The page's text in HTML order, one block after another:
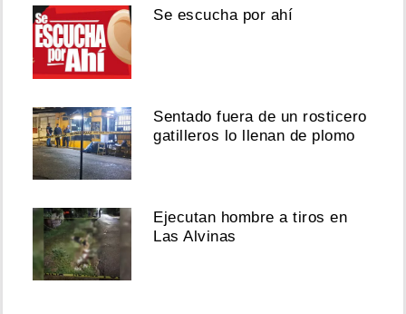
Se escucha por ahí
Sentado fuera de un rosticero
gatilleros lo llenan de plomo
Ejecutan hombre a tiros en
Las Alvinas